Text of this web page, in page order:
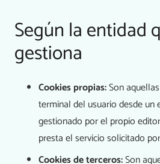
Según la entidad
gestiona
Cookies propias:Son
terminal del usuario desde un
gestionado por el propio
presta el servicio solicitado
Cookies de terceros:Son